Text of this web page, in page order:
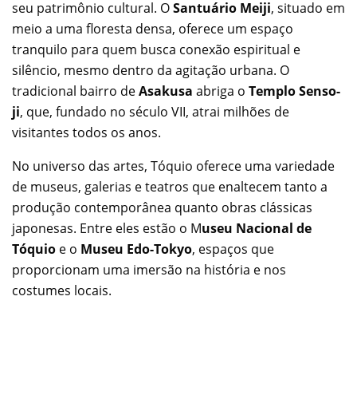
seu patrimônio cultural. OSantuário Meiji, situado em
meio a uma floresta densa, oferece um espaço
tranquilo para quem busca conexão espiritual e
silêncio, mesmo dentro da agitação urbana. O
tradicional bairro deAsakusa abriga o Templo Senso-
ji, que, fundado no século VII, atrai milhões de
visitantes todos os anos.
No universo das artes, Tóquio oferece uma variedade
de museus, galerias e teatros que enaltecem tanto a
produção contemporânea quanto obras clássicas
japonesas. Entre eles estão o Museu Nacional de
Tóquio e o Museu Edo-Tokyo, espaços que
proporcionam uma imersão na história e nos
costumes locais.